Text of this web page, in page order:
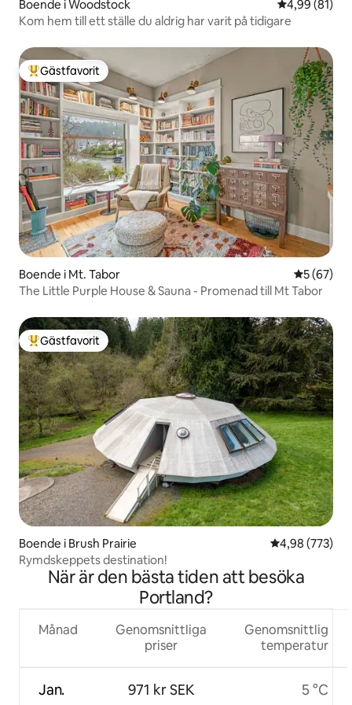
Boende i Woodstock 4,99 av 5 i
4,99 (81)
Kom hem till ett ställe du aldrig har varit på tidigare
Populär gästfavorit
Gästfavorit
Boende i Mt. Tabor 5 av 5 i
5 (67)
The Little Purple House & Sauna - Promenad till Mt Tabor
Populär gästfavorit
Gästfavorit
Boende i Brush Prairie 4,98 av 5 i
4,98 (773)
Rymdskeppets destination!
När är den bästa tiden att besöka
Portland?
Månad
Jan.
Genomsnittliga
priser
971 kr SEK
Genomsnittlig
temperatur
5 °C